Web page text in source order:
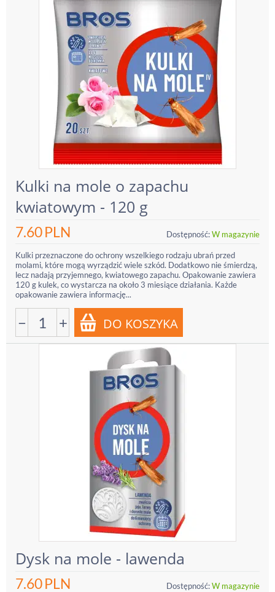
Kulki na mole o zapachu
kwiatowym - 120 g
7.60PLN Dostępność:W magazynie
Kulki przeznaczone do ochrony wszelkiego rodzaju ubrań przed
molami, które mogą wyrządzić wiele szkód. Dodatkowo nie śmierdzą,
lecz nadają przyjemnego, kwiatowego zapachu. Opakowanie zawiera
120 g kulek, co wystarcza na około 3 miesiące działania. Każde
opakowanie zawiera informację...
− +
Dysk na mole - lawenda
7.60PLN Dostępność:W magazynie